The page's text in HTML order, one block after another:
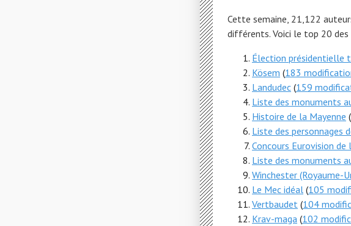
Cette semaine, 21,122
différents. Voici le top 20
Élection présidentielle
Kösem (183
Landudec (159
Liste des monuments
Histoire de la Mayenne (
Liste des personnages
Concours Eurovision de
Liste des monuments
Winchester (Royaume-
Le Mec idéal (105
Vertbaudet (104
Krav-maga (102